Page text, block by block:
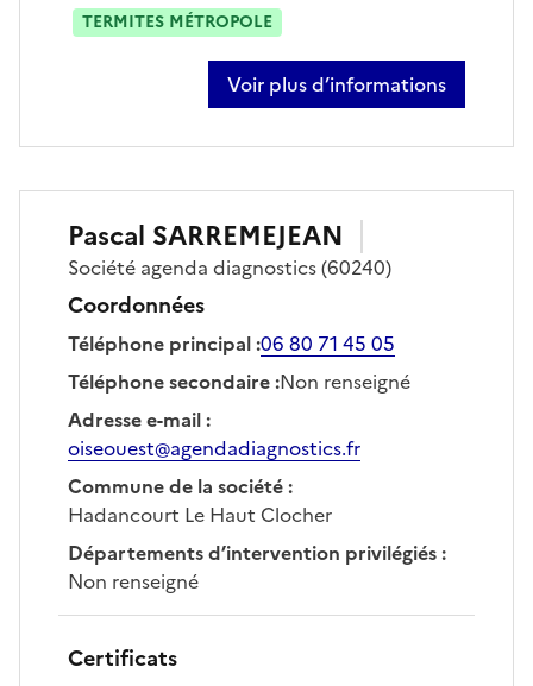
TERMITES MÉTROPOLE
Voir plus d’informations
sur julie hulot
Pascal SARREMEJEAN
Société agenda diagnostics(60240)
Coordonnées
Téléphone principal:06 80 71 45 05
Téléphone secondaire:Non renseigné
Adresse e-mail:
oiseouest@agendadiagnostics.fr
Commune de la société:
Hadancourt Le Haut Clocher
Départements d’intervention privilégiés:
Non renseigné
Certificats